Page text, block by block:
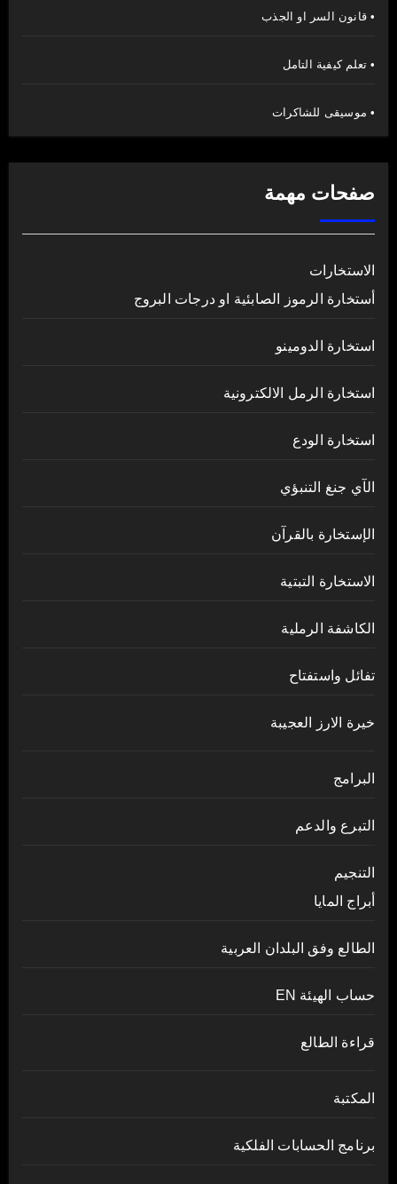
• قانون السر او الجذب
• تعلم كيفية التامل
• موسيقى للشاكرات
صفحات مهمة
الاستخارات
أستخارة الرموز الصابئية او درجات البروج
استخارة الدومينو
استخارة الرمل الالكترونية
استخارة الودع
الآي جنغ التنبؤي
الإستخارة بالقرآن
الاستخارة التبتية
الكاشفة الرملية
تفائل واستفتاح
خيرة الارز العجيبة
البرامج
التبرع والدعم
التنجيم
أبراج المايا
الطالع وفق البلدان العربية
حساب الهيئة EN
قراءة الطالع
المكتبة
برنامج الحسابات الفلكية